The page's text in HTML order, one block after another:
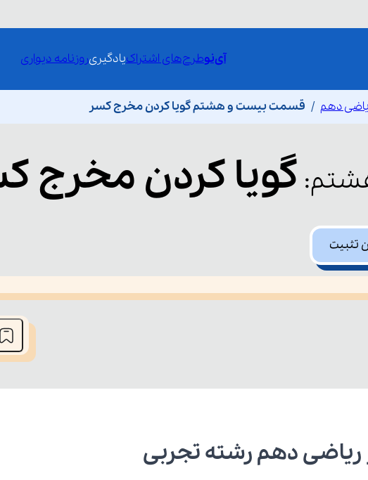
آی‌نوطرح‌های اشتراکیادگیریروزنامه دیواری
دهم قسمت بیست و هشتم گویا کردن مخرج کسر
: گویا کردن مخرج
تثبیت
دهم رشته تجربی